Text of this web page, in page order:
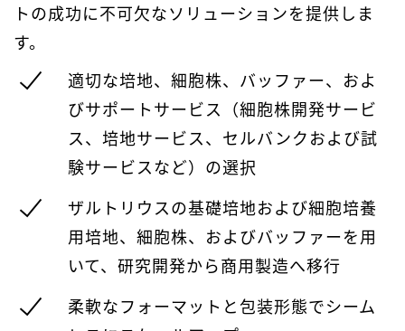
トの成功に不可欠なソリューションを提供しま
す。
適切な培地、細胞株、バッファー、およ
びサポートサービス（細胞株開発サービ
ス、培地サービス、セルバンクおよび試
験サービスなど）の選択
ザルトリウスの基礎培地および細胞培養
用培地、細胞株、およびバッファーを用
いて、研究開発から商用製造へ移行
柔軟なフォーマットと包装形態でシーム